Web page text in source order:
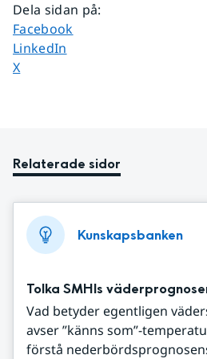
Dela sidan på:
Dela sidan på
Facebook
Dela sidan på
LinkedIn
Dela sidan på
X
Relaterade sidor
Kunskapsbanken
Tolka SMHIs
Vad betyder egentligen
avser ”känns som”-
förstå